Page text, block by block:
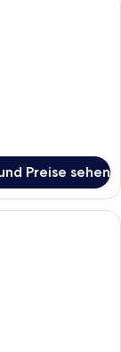
Preise sehen
mit einem großen